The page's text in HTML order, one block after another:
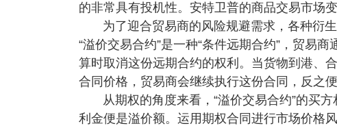
的非常具有投机性。安特卫普的商品交易市场
为了迎合贸易商的风险规避需求，各种衍
“溢价交易合约”是一种“条件远期合约”，贸易
算时取消这份远期合约的权利。当货物到港、
合同价格，贸易商会继续执行这份合同，反之便
从期权的角度来看，“溢价交易合约”的买
利金便是溢价额。运用期权合同进行市场价格